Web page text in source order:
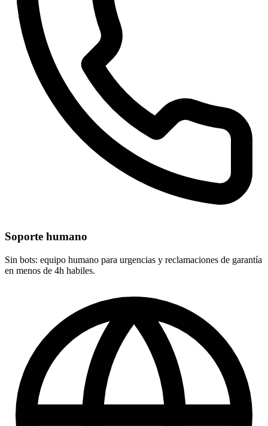
Soporte humano
Sin bots: equipo humano para urgencias y reclamaciones de garantía
en menos de 4h habiles.